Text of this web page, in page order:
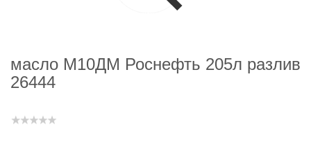
масло М10ДМ Роснефть 205л разлив
26444